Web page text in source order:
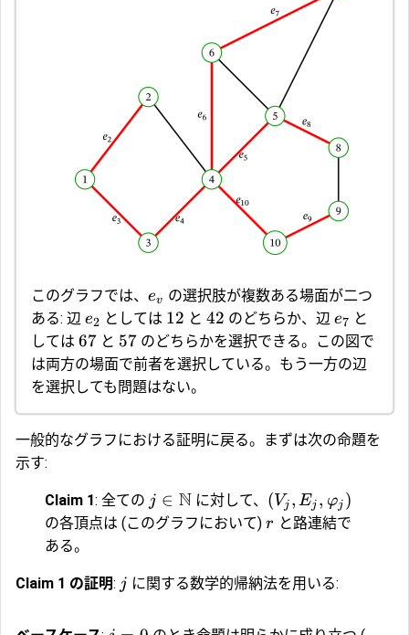
このグラフでは、 ev の選択肢が複数ある場面が二つ
ある: 辺 e2 としては 12 と 42 のどちらか、辺 e7 と
しては 67 と 57 のどちらかを選択できる。この図で
は両方の場面で前者を選択している。もう一方の辺
を選択しても問題はない。
一般的なグラフにおける証明に戻る。まずは次の命題を
示す:
Claim 1: 全ての j ∈ Nに対して、 (Vj , Ej , φj )
の各頂点は (このグラフにおいて) r と路連結で
ある。
Claim 1 の証明: j に関する数学的帰納法を用いる: